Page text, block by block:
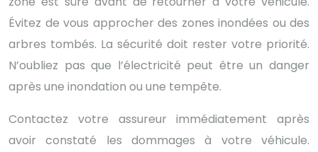
Évitez de vous approcher des zones inondées ou des
arbres tombés. La sécurité doit rester votre priorité.
N’oubliez pas que l’électricité peut être un danger
après une inondation ou une tempête.
Contactez votre assureur immédiatement après
avoir constaté les dommages à votre véhicule.